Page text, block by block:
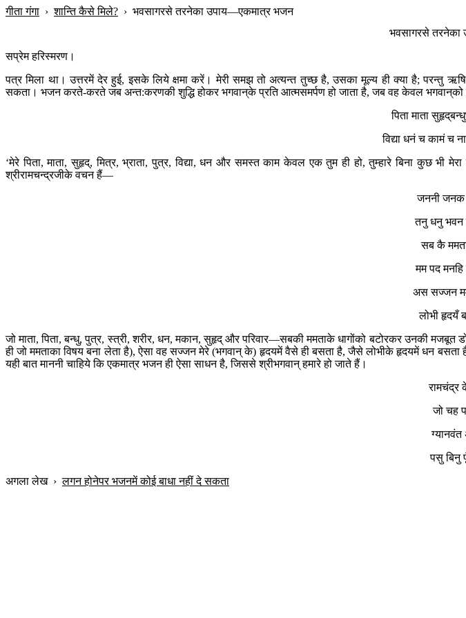
गीता गंगा ›शान्ति कैसे मिले? › भवसागरसे तरनेका उपाय—एकमात्र भजन
भवसागरसे तरनेका
सप्रेम हरिस्मरण।
पत्र मिला था। उत्तरमें देर हुई, इसके लिये क्षमा करें। मेरी समझ तो अत्यन्त तुच्छ है, उसका मूल्य ही क्या है; परन्तु
सकता। भजन करते-करते जब अन्त:करणकी शुद्धि होकर भगवान‍्के प्रति आत्मसमर्पण हो जाता है, जब वह केवल
पिता माता
विद्या धनं च कामं च
‘मेरे पिता, माता, सुहृद्, मित्र, भ्राता, पुत्र, विद्या, धन और समस्त काम केवल एक तुम ही हो, तुम्हारे बिना कुछ भी
श्रीरामचन्द्रजीके वचन हैं—
जननी जनक
तनु धनु भवन
सब कै ममता
मम पद मनहि
अस सज्जन
लोभी हृदयँ
जो माता, पिता, बन्धु, पुत्र, स्त्री, शरीर, धन, मकान, सुहृद् और परिवार—सबकी ममताके धागोंको बटोरकर उनकी
ही जो ममताका विषय बना लेता है), ऐसा वह सज्जन मेरे (भगवान् के) हृदयमें वैसे ही बसता है, जैसे लोभीके हृदयमें धन
यही बात माननी चाहिये कि एकमात्र भजन ही ऐसा साधन है, जिससे श्रीभगवान् हमारे हो जाते हैं।
रामचंद्र
जो चह
ग्यानवंत
पसु बिनु
अगला लेख›लगन होनेपर भजनमें कोई बाधा नहीं दे सकता